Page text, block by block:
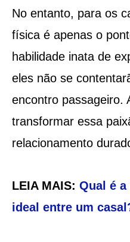
No entanto, para os
física é apenas o
habilidade inata de
eles não se
encontro passageiro.
transformar essa
relacionamento
LEIA MAIS: Qual é
ideal entre um